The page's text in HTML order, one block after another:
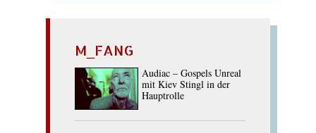
M_FANG
Audiac – Gospels Unreal
mit Kiev Stingl in der
Hauptrolle